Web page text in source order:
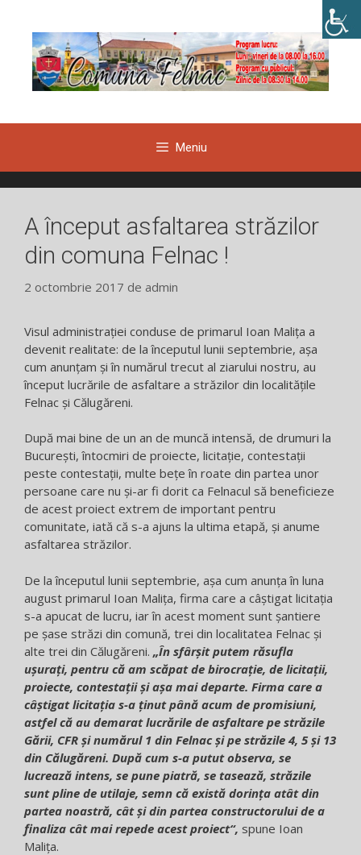
conținut
Meniu
A început asfaltarea străzilor
din comuna Felnac !
2 octombrie 2017 de admin
Visul administrației conduse de primarul Ioan Malița a
devenit realitate: de la începutul lunii septembrie, așa
cum anunțam și în numărul trecut al ziarului nostru, au
început lucrările de asfaltare a străzilor din localitățile
Felnac și Călugăreni.
După mai bine de un an de muncă intensă, de drumuri la
București, întocmiri de proiecte, licitație, contestații
peste contestații, multe bețe în roate din partea unor
persoane care nu și-ar fi dorit ca Felnacul să beneficieze
de acest proiect extrem de important pentru
comunitate, iată că s-a ajuns la ultima etapă, și anume
asfaltarea străzilor.
De la începutul lunii septembrie, așa cum anunța în luna
august primarul Ioan Malița, firma care a câștigat licitația
s-a apucat de lucru, iar în acest moment sunt șantiere
pe șase străzi din comună, trei din localitatea Felnac și
alte trei din Călugăreni. „În sfârșit putem răsufla
ușurați, pentru că am scăpat de birocrație, de licitații,
proiecte, contestații și așa mai departe. Firma care a
câștigat licitația s-a ținut până acum de promisiuni,
astfel că au demarat lucrările de asfaltare pe străzile
Gării, CFR și numărul 1 din Felnac și pe străzile 4, 5 și 13
din Călugăreni. După cum s-a putut observa, se
lucrează intens, se pune piatră, se tasează, străzile
sunt pline de utilaje, semn că există dorința atât din
partea noastră, cât și din partea constructorului de a
finaliza cât mai repede acest proiect“, spune Ioan
Malița.